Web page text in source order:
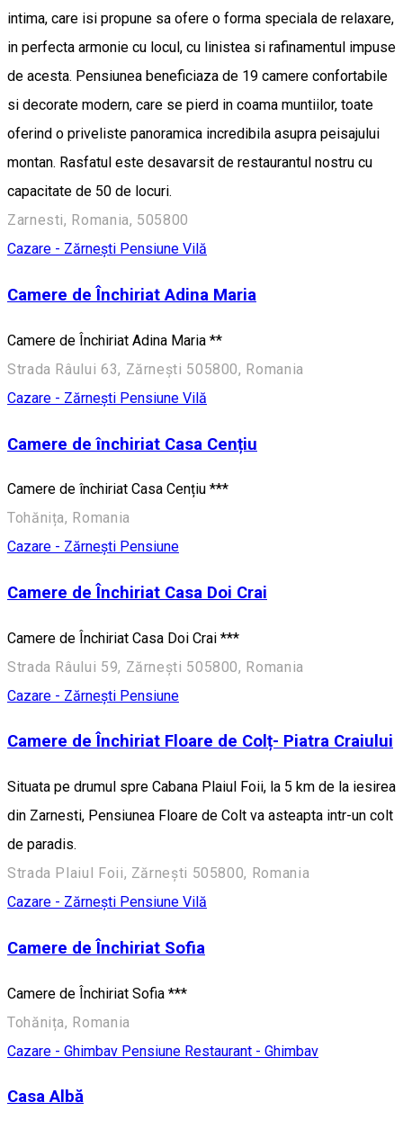
intima, care isi propune sa ofere o forma speciala de relaxare,
in perfecta armonie cu locul, cu linistea si rafinamentul impuse
de acesta. Pensiunea beneficiaza de 19 camere confortabile
si decorate modern, care se pierd in coama muntiilor, toate
oferind o priveliste panoramica incredibila asupra peisajului
montan. Rasfatul este desavarsit de restaurantul nostru cu
capacitate de 50 de locuri.
Zarnesti, Romania, 505800
Cazare - Zărnești Pensiune Vilă
Camere de Închiriat Adina Maria
Camere de Închiriat Adina Maria **
Strada Râului 63, Zărnești 505800, Romania
Cazare - Zărnești Pensiune Vilă
Camere de închiriat Casa Cențiu
Camere de închiriat Casa Cențiu ***
Tohănița, Romania
Cazare - Zărnești Pensiune
Camere de Închiriat Casa Doi Crai
Camere de Închiriat Casa Doi Crai ***
Strada Râului 59, Zărnești 505800, Romania
Cazare - Zărnești Pensiune
Camere de Închiriat Floare de Colț- Piatra Craiului
Situata pe drumul spre Cabana Plaiul Foii, la 5 km de la iesirea
din Zarnesti, Pensiunea Floare de Colt va asteapta intr-un colt
de paradis.
Strada Plaiul Foii, Zărnești 505800, Romania
Cazare - Zărnești Pensiune Vilă
Camere de Închiriat Sofia
Camere de Închiriat Sofia ***
Tohănița, Romania
Cazare - Ghimbav Pensiune Restaurant - Ghimbav
Casa Albă